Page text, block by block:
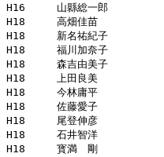
H16	山縣総一郎
H18	高畑佳苗
H18	新名祐紀子
H18	福川加奈子
H18	森吉由美子
H18	上田良美
H18	今林庸平
H18	佐藤愛子
H18	尾登伸彦
H18	石井智洋
H18	寳満　剛